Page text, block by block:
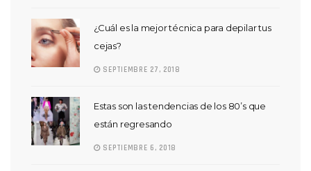
¿Cuál es la mejor técnica para depilar tus
cejas?
SEPTIEMBRE 27, 2018
Estas son las tendencias de los 80’s que
están regresando
SEPTIEMBRE 6, 2018